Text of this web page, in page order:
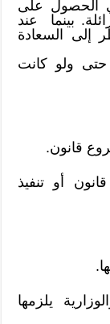
الحصول على
بينما عند
إلى السعادة
حتى ولو كانت
قانون.
أو تنفيذ
يلزمها